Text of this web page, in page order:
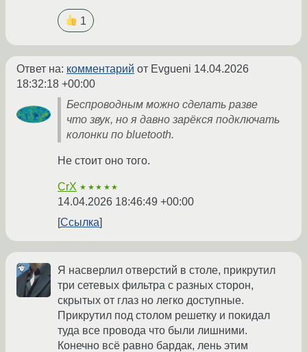
1
Ответ на: комментарий от Evgueni 14.04.2026
18:32:18 +00:00
Беспроводным можно сделать разве
что звук, но я давно зарёкся подключать
колонки по bluetooth.
Не стоит оно того.
CrX ★★★★★
14.04.2026 18:46:49 +00:00
Ссылка
Я насверлил отверстий в столе, прикрутил
три сетевых фильтра с разных сторон,
скрытых от глаз но легко доступные.
Прикрутил под столом решетку и покидал
туда все провода что были лишними.
Конечно всё равно бардак, лень этим